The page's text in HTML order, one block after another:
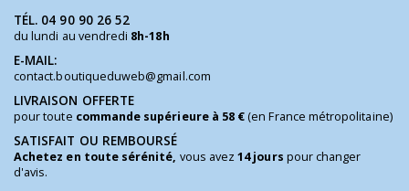
TÉL. 04 90 90 26 52
du lundi au vendredi 8h-18h
E-MAIL:
contact.boutiqueduweb@gmail.com
LIVRAISON OFFERTE
pour toute commande supérieure à 58 €(en France métropolitaine)
SATISFAIT OU REMBOURSÉ
Achetez en toute sérénité, vous avez14 jours pour changer
d'avis.